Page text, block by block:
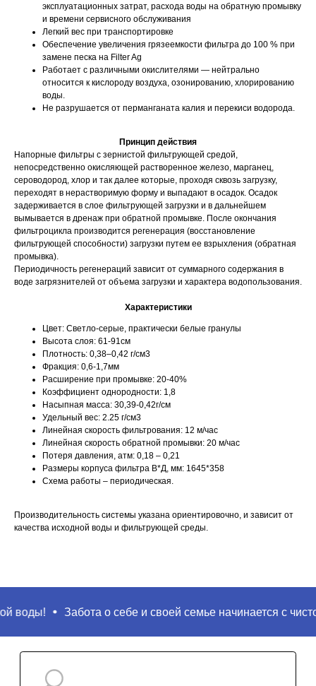
эксплуатационных затрат, расхода воды на обратную промывку
и времени сервисного обслуживания
Легкий вес при транспортировке
Обеспечение увеличения грязеемкости фильтра до 100 % при
замене песка на Filter Ag
Работает с различными окислителями — нейтрально
относится к кислороду воздуха, озонированию, хлорированию
воды.
Не разрушается от перманганата калия и перекиси водорода.
Принцип действия
Напорные фильтры с зернистой фильтрующей средой,
непосредственно окисляющей растворенное железо, марганец,
сероводород, хлор и так далее которые, проходя сквозь загрузку,
переходят в нерастворимую форму и выпадают в осадок. Осадок
задерживается в слое фильтрующей загрузки и в дальнейшем
вымывается в дренаж при обратной промывке. После окончания
фильтроцикла производится регенерация (восстановление
фильтрующей способности) загрузки путем ее взрыхления (обратная
промывка).
Периодичность регенераций зависит от суммарного содержания в
воде загрязнителей от объема загрузки и характера водопользования.
Характеристики
Цвет: Светло-серые, практически белые гранулы
Высота слоя: 61-91см
Плотность: 0,38–0,42 г/см3
Фракция: 0,6-1,7мм
Расширение при промывке: 20-40%
Коэффициент однородности: 1,8
Насыпная масса: 30,39-0,42г/см
Удельный вес: 2.25 г/см3
Линейная скорость фильтрования: 12 м/час
Линейная скорость обратной промывки: 20 м/час
Потеря давления, атм: 0,18 – 0,21
Размеры корпуса фильтра В*Д, мм: 1645*358
Схема работы – периодическая.
Производительность системы указана ориентировочно, и зависит от
качества исходной воды и фильтрующей среды.
воды! Забота о себе и своей семье начинается с
Поиск